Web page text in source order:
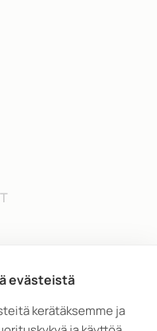
evästeistä
kerätäksemme ja